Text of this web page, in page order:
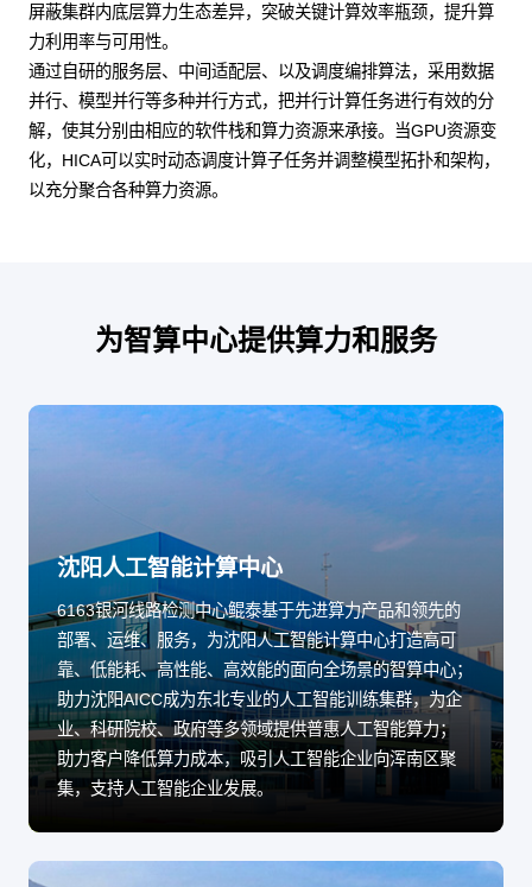
屏蔽集群内底层算力生态差异，突破关键计算效率瓶颈，提升算
力利用率与可用性。
通过自研的服务层、中间适配层、以及调度编排算法，采用数据
并行、模型并行等多种并行方式，把并行计算任务进行有效的分
解，使其分别由相应的软件栈和算力资源来承接。当GPU资源变
化，HICA可以实时动态调度计算子任务并调整模型拓扑和架构，
以充分聚合各种算力资源。
为智算中心提供算力和服务
沈阳人工智能计算中心
6163银河线路检测中心鲲泰基于先进算力产品和领先的
部署、运维、服务，为沈阳人工智能计算中心打造高可
靠、低能耗、高性能、高效能的面向全场景的智算中心；
助力沈阳AICC成为东北专业的人工智能训练集群，为企
业、科研院校、政府等多领域提供普惠人工智能算力；
助力客户降低算力成本，吸引人工智能企业向浑南区聚
集，支持人工智能企业发展。